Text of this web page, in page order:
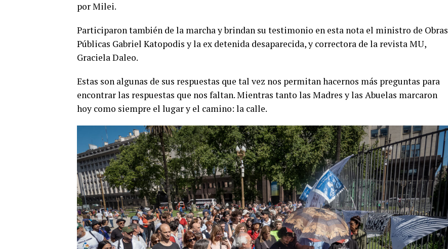
por Milei.
Participaron también de la marcha y brindan su testimonio en esta nota el ministro de Obras
Públicas Gabriel Katopodis y la ex detenida desaparecida, y correctora de la revista MU,
Graciela Daleo.
Estas son algunas de sus respuestas que tal vez nos permitan hacernos más preguntas para
encontrar las respuestas que nos faltan. Mientras tanto las Madres y las Abuelas marcaron
hoy como siempre el lugar y el camino: la calle.